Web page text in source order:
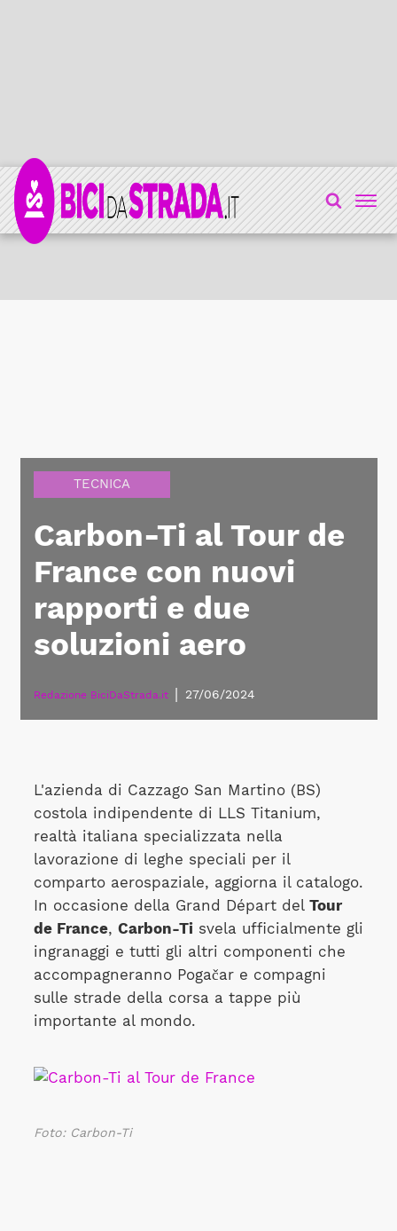
TECNICA
Carbon-Ti al Tour de
France con nuovi
rapporti e due
soluzioni aero
Redazione BiciDaStrada.it 27/06/2024
L'azienda di Cazzago San Martino (BS)
costola indipendente di LLS Titanium,
realtà italiana specializzata nella
lavorazione di leghe speciali per il
comparto aerospaziale, aggiorna il catalogo.
In occasione della Grand Départ del Tour
de France, Carbon-Tisvela ufficialmente gli
ingranaggi e tutti gli altri componenti che
accompagneranno Pogačar e compagni
sulle strade della corsa a tappe più
importante al mondo.
Foto: Carbon-Ti